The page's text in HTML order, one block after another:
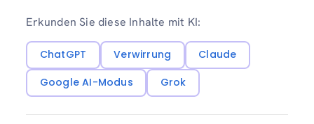
Erkunden Sie diese Inhalte mit KI:
ChatGPT Verwirrung
Claude
Google AI-Modus
Grok